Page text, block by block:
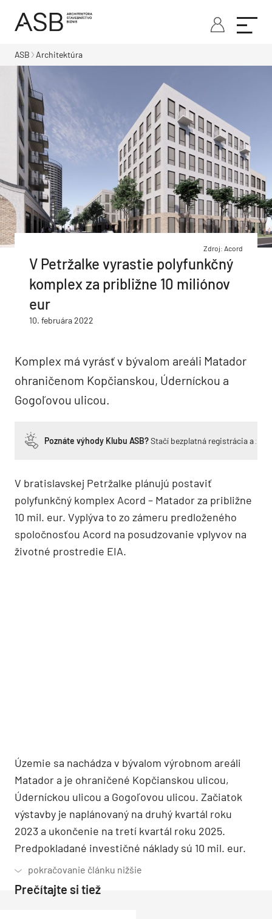
ASB Architektúra
Zdroj: Acord
V Petržalke vyrastie polyfunkčný
komplex za približne 10 miliónov
eur
10. februára 2022
Komplex má vyrásť v bývalom areáli Matador
ohraničenom Kopčianskou, Úderníckou a
Gogoľovou ulicou.
Poznáte výhody Klubu ASB?Stačí bezplatná registrácia a
V bratislavskej Petržalke plánujú postaviť
polyfunkčný komplex Acord – Matador za približne
10 mil. eur. Vyplýva to zo zámeru predloženého
spoločnosťou Acord na posudzovanie vplyvov na
životné prostredie EIA.
Územie sa nachádza v bývalom výrobnom areáli
Matador a je ohraničené Kopčianskou ulicou,
Úderníckou ulicou a Gogoľovou ulicou. Začiatok
výstavby je naplánovaný na druhý kvartál roku
2023 a ukončenie na tretí kvartál roku 2025.
Predpokladané investičné náklady sú 10 mil. eur.
Prečítajte si tiež